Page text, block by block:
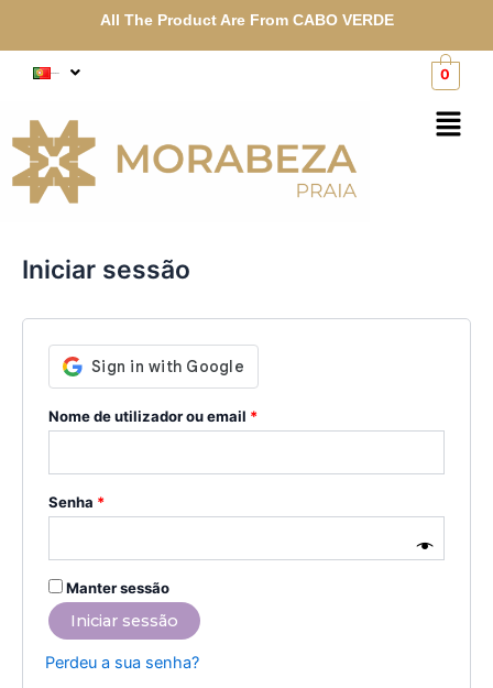
content
All The Product Are From CABO VERDE
0
Menu
Iniciar sessão
Nome de utilizador ou email *
Obrigatório
Senha *
Obrigatório
Manter sessão
Iniciar sessão
Perdeu a sua senha?